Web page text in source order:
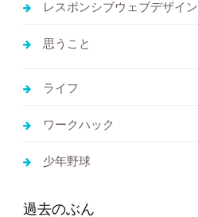
レスポンシブウェブデザイン
思うこと
ライフ
ワークハック
少年野球
過去のぶん